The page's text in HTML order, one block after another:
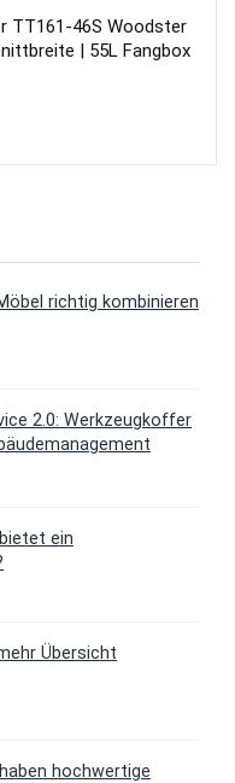
TT161-46S Woodster
| 55L Fangbox
richtig kombinieren
2.0: Werkzeugkoffer
ein
Übersicht
hochwertige